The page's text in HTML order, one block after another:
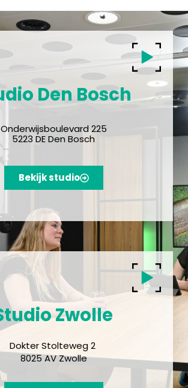
Den Bosch
Onderwijsboulevard 225
5223 DE Den Bosch
Bekijk studio
Zwolle
Dokter Stolteweg 2
8025 AV Zwolle